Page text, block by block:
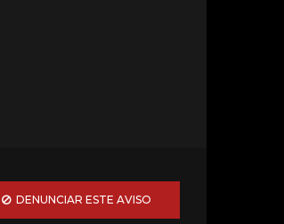
DENUNCIAR ESTE AVISO